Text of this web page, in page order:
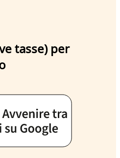
tasse) per